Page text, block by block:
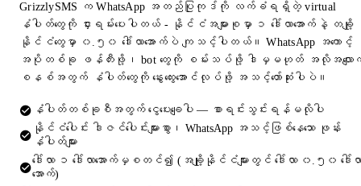
GrizzlySMS က WhatsApp အတည်ပြုကုဒ်ကို လက်ခံရရှိတဲ့ virtual
နံပါတ်တွေကို ငှားရမ်းပေးပါတယ် - နိုင်ငံအများစုမှာ ၁ ဒေါ်လာအောက်နဲ့ တချို့
နိုင်ငံတွေမှာ ၀.၅၀ ဒေါ်လာအောက်ပဲ ကျသင့်ပါတယ်။ WhatsApp အကောင့်
အပိုတစ်ခု ဖန်တီးဖို့၊ bot တွေကို စမ်းသပ်ဖို့ ဒါမှမဟုတ် အလိုအလျော
စနစ်အတွက် နံပါတ်တွေကို နွေးထွေးအောင်လုပ်ဖို့ အသင့်တော်ဆုံးပါပဲ။
နံပါတ်တစ်ခုစီအတွက် ငွေပေးချေပါ — စာရင်းသွင်းရန်မလိုပါ
နိုင်ငံပေါင်း ဒါဇင်ပေါင်းများစွာ၊ WhatsApp အသင့်ဖြစ်နေသော ဖုန်း
နံပါတ်များ
ဒေါ်လာ ၁ ဒေါ်လာအောက်မှစတင်၍ (အချို့နိုင်ငံများတွင် ဒေါ်လာ ၀.၅၀ ဒေါ်လ
အောက်)